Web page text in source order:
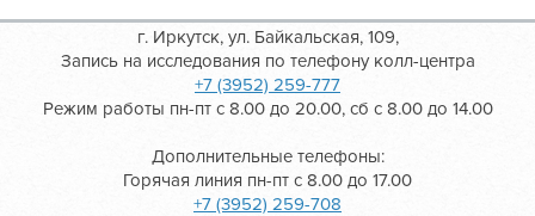
г. Иркутск, ул. Байкальская, 109,
Запись на исследования по телефону колл-центра
+7 (3952) 259-777
Режим работы пн-пт с 8.00 до 20.00, сб с 8.00 до 14.00
Дополнительные телефоны:
Горячая линия пн-пт с 8.00 до 17.00
+7 (3952) 259-708